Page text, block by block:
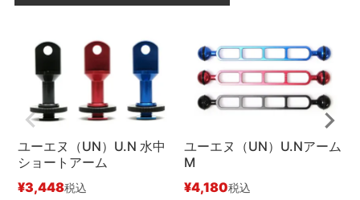
ユーエヌ（UN）U.N 水中
ショートアーム
¥3,448税込
ユーエヌ（UN）U.Nアーム
M
¥4,180税込